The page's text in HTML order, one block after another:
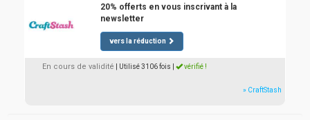
20% offerts en vous inscrivant à la
newsletter
vers la réduction
En cours de validité | Utilisé 3106 fois vérifié !
» CraftStash